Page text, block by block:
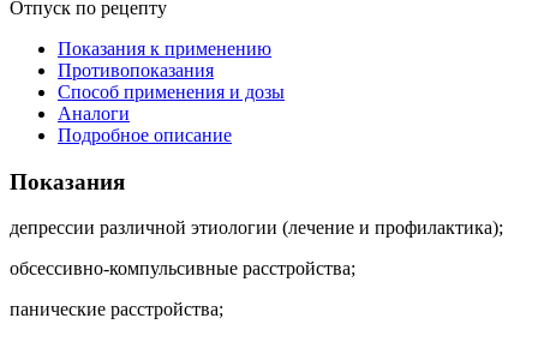
Отпуск по рецепту
Показания к применению
Противопоказания
Способ применения и дозы
Аналоги
Подробное описание
Показания
депрессии различной этиологии (лечение и профилактика);
обсессивно-компульсивные расстройства;
панические расстройства;